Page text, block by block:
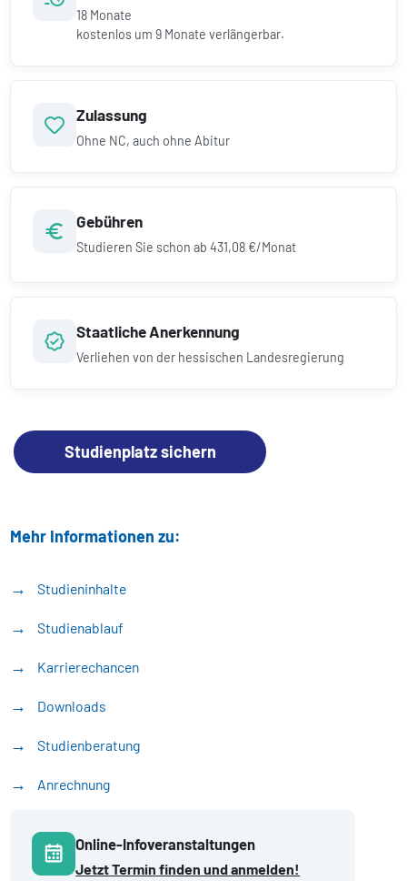
18 Monate
kostenlos um9 Monate verlängerbar.
Zulassung
Ohne NC, auch ohne Abitur
Gebühren
Studieren Sie schon ab431,08 €/Monat
Staatliche Anerkennung
Verliehen von der hessischen Landesregierung
Studienplatz sichern
Mehr Informationen zu:
Studieninhalte
Studienablauf
Karrierechancen
Downloads
Studienberatung
Anrechnung
Online-Infoveranstaltungen
Jetzt Termin finden und anmelden!